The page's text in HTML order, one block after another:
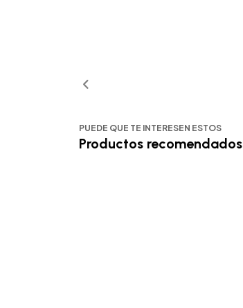
PUEDE QUE TE INTERESEN ESTOS
Productos recomendados